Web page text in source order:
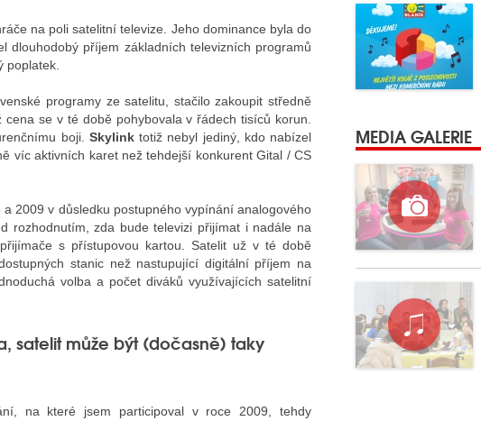
na poli satelitní televize. Jeho dominance byla do
příjem základních televizních programů
poplatek.
programy ze satelitu, stačilo zakoupit středně
se v té době pohybovala v řádech tisíců korun.
boji. Skylinktotiž nebyl jediný, kdo nabízel
víc aktivních karet než tehdejší konkurent Gital / CS
a 2009 v důsledku postupného vypínání analogového
rozhodnutím, zda bude televizi přijímat i nadále na
s přístupovou kartou. Satelit už v té době
stanic než nastupující digitální příjem na
volba a počet diváků využívajících satelitní
satelit může být (dočasně) taky
na které jsem participoval v roce 2009, tehdy
MEDIA GALERIE